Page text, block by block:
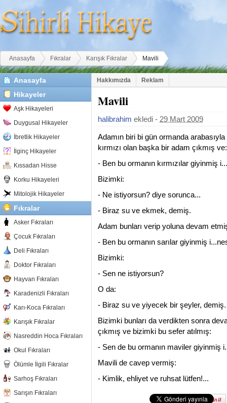
Buradasınız
Anasayfa Fıkralar Karışık Fıkralar Mavili
Anasayfa
Hikayeler
Aşk Hikayeleri
Duygusal Hikayeler
İbretlik Hikayeler
İlginç Hikayeler
Kıssadan Hisse
Korku Hikayeleri
Mitolojik Hikayeler
Fıkralar
Asker Fıkraları
Çocuk Fıkraları
Deli Fıkraları
Doktor Fıkraları
Hayvan Fıkraları
Karadenizli Fıkraları
Karı-Koca Fıkraları
Karışık Fıkralar
Nasreddin Hoca Fıkraları
Okul Fıkraları
Ölümle İlgili Fıkralar
Sarhoş Fıkraları
Sarışın Fıkraları
Hakkımızda Reklam
Mavili
halibrahim ekledi - 29 Mart 2009
Adamın biri bi gün ormanda
kırmızı olan başka bir adam çıkmış ve:
- Ben bu ormanın kırmızılar giyinmiş
Bizimki:
- Ne istiyorsun? diye sorunca...
- Biraz su ve ekmek, demiş.
Adam bunları verip yoluna devam
- Ben bu ormanın sarılar giyinmiş
Bizimki:
- Sen ne istiyorsun?
O da:
- Biraz su ve yiyecek bir şeyler, demiş.
Bizimki bunları da verdikten sonra
çıkmış ve bizimki bu sefer atılmış:
- Sen de bu ormanın maviler giyinmiş
Mavili de cavep vermiş:
- Kimlik, ehliyet ve ruhsat lütfen!...